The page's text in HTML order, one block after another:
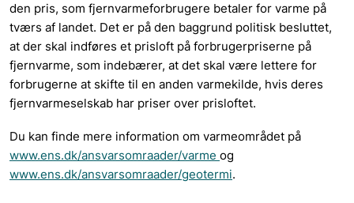
den pris, som fjernvarmeforbrugere betaler for varme på
tværs af landet. Det er på den baggrund politisk besluttet,
at der skal indføres et prisloft på forbrugerpriserne på
fjernvarme, som indebærer, at det skal være lettere for
forbrugerne at skifte til en anden varmekilde, hvis deres
fjernvarmeselskab har priser over prisloftet.
Du kan finde mere information om varmeområdet på
www.ens.dk/ansvarsomraader/varme og
www.ens.dk/ansvarsomraader/geotermi.